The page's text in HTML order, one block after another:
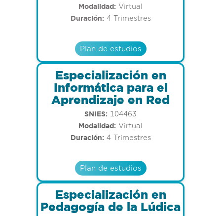
Modalidad: Virtual
Duración:4 Trimestres
Plan de estudios
Especialización en
Informática para el
Aprendizaje en Red
SNIES: 104463
Modalidad: Virtual
Duración:4 Trimestres
Plan de estudios
Especialización en
Pedagogía de la Lúdica